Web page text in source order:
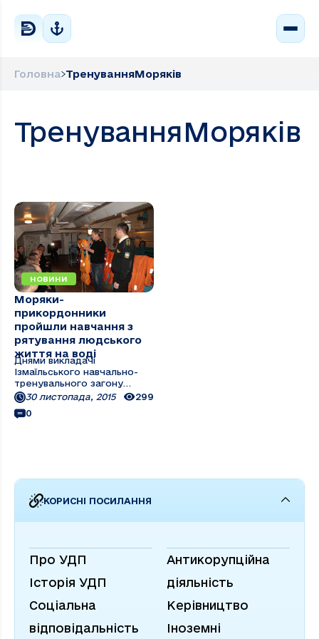
Головна ТренуванняМоряків
ТренуванняМоряків
НОВИНИ
Моряки-
прикордонники
пройшли навчання з
рятування людського
життя на воді
Днями викладачі
Ізмаїльського навчально-
тренувального загону
спільно з інструкторами
навчального центру ПрАТ
«Українське Дунайське
30 листопада, 2015
299
0
КОРИСНІ ПОСИЛАННЯ
Про УДП
Історія УДП
Соціальна
відповідальність
Антикорупційна
діяльність
Керівництво
Іноземні